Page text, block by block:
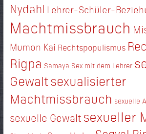
Nydahl Lehrer-Schüler-
Machtmissbrauch
Mumon Kai Rechtspopulismus
Rigpa Samaya Sex mit dem Lehrer
Gewaltsexualisierter
Machtmissbrauch sexuelle
sexuelle Gewalt sexueller